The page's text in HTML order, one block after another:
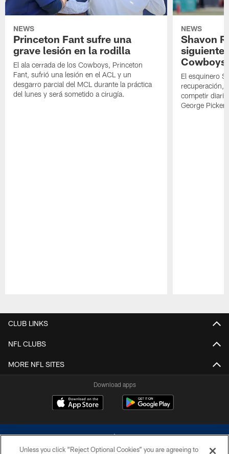
NEWS
Princeton Fant sufre una
grave lesión en la rodilla
El ala cerrada de los Cowboys, Princeton
Fant, sufrió una lesión en el ACL y un
desgarro parcial del MCL durante la práctica
del lunes y será sometido a cirugía.
NEWS
Shavon
siguiente
Cowboys
El esquinero
recuperación,
competir
George
CLUB LINKS
NFL CLUBS
MORE NFL SITES
Download apps
Unless you click “Reject Optional Cookies” you are agreeing to